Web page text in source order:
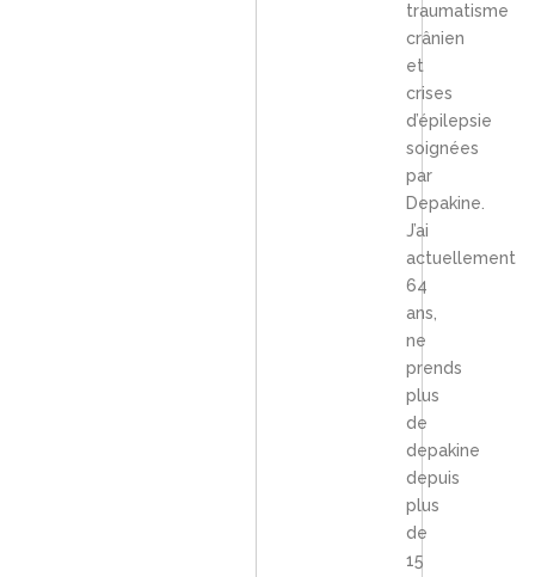
traumatisme
crânien
et
crises
d’épilepsie
soignées
par
Depakine.
J’ai
actuellement
64
ans,
ne
prends
plus
de
depakine
depuis
plus
de
15